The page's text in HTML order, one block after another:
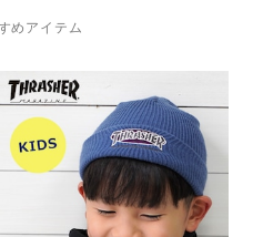
めアイテム